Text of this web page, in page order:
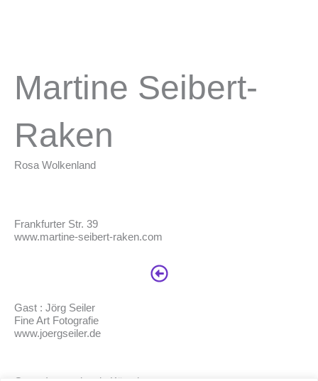
Martine Seibert-
Raken
Rosa Wolkenland
Frankfurter Str. 39
www.martine-seibert-raken.com
Gast : Jörg Seiler
Fine Art Fotografie
www.joergseiler.de